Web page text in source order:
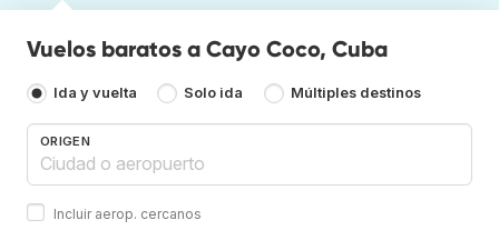
Vuelos baratos a Cayo Coco, Cuba
Ida y vuelta Solo ida Múltiples destinos
ORIGEN
Incluir aerop. cercanos